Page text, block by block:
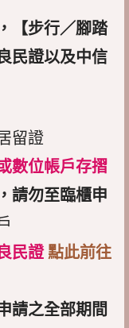
【步行／腳踏
民證以及中信
留證
數位帳戶存摺
請勿至臨櫃申
民證點此前往
請之全部期間